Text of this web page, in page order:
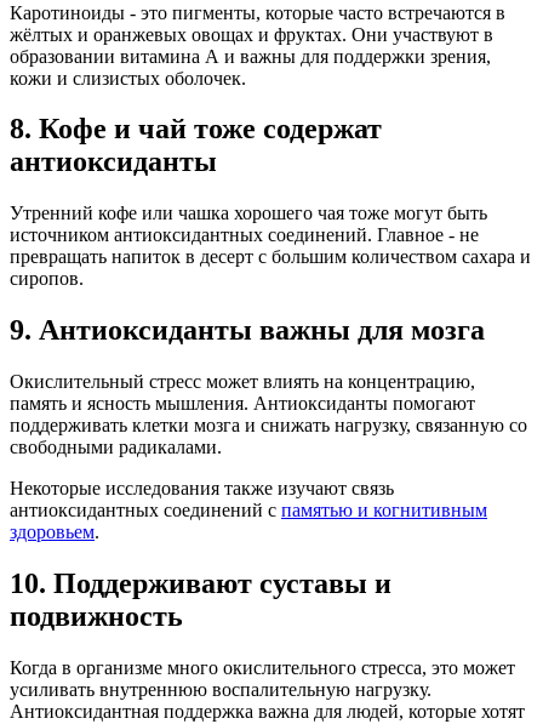
Каротиноиды - это пигменты, которые часто встречаются в
жёлтых и оранжевых овощах и фруктах. Они участвуют в
образовании витамина А и важны для поддержки зрения,
кожи и слизистых оболочек.
8. Кофе и чай тоже содержат
антиоксиданты
Утренний кофе или чашка хорошего чая тоже могут быть
источником антиоксидантных соединений. Главное - не
превращать напиток в десерт с большим количеством сахара и
сиропов.
9. Антиоксиданты важны для мозга
Окислительный стресс может влиять на концентрацию,
память и ясность мышления. Антиоксиданты помогают
поддерживать клетки мозга и снижать нагрузку, связанную со
свободными радикалами.
Некоторые исследования также изучают связь
антиоксидантных соединений с памятью и когнитивным
здоровьем.
10. Поддерживают суставы и
подвижность
Когда в организме много окислительного стресса, это может
усиливать внутреннюю воспалительную нагрузку.
Антиоксидантная поддержка важна для людей, которые хотят